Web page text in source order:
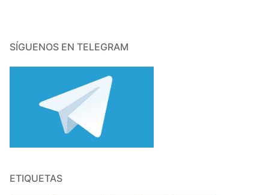
SÍGUENOS EN TELEGRAM
ETIQUETAS